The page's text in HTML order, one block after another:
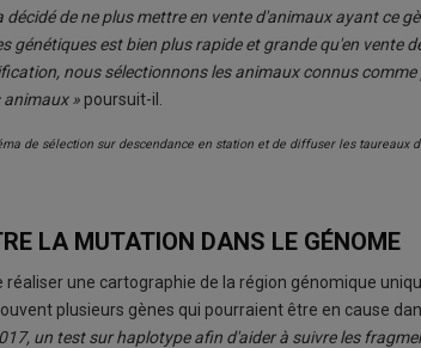
de ne plus mettre en vente d'animaux ayant ce
génétiques est bien plus rapide et grande qu'en vente
nous sélectionnons les animaux connus
» poursuit-il.
de sélection sur descendance en station et de diffuser les taureaux
LA MUTATION DANS LE GÉNOME
une cartographie de la région génomique
plusieurs gènes qui pourraient être en cause
un test sur haplotype afin d'aider à suivre les